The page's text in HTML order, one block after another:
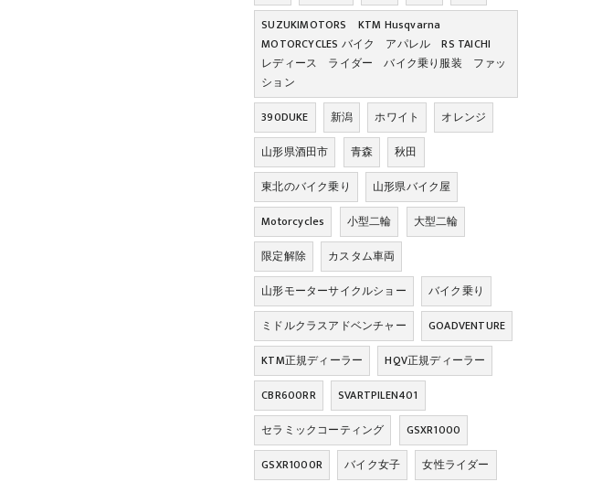
SUZUKIMOTORS KTM Husqvarna
MOTORCYCLES バイク アパレル RS TAICHI
レディース ライダー バイク乗り服装 ファッ
ション
390DUKE
新潟 ホワイト
オレンジ
山形県酒田市
青森
秋田
東北のバイク乗り
山形県バイク屋
Motorcycles
小型二輪
大型二輪
限定解除
カスタム車両
山形モーターサイクルショー
バイク乗り
ミドルクラスアドベンチャー
GOADVENTURE
KTM正規ディーラー
HQV正規ディーラー
CBR600RR
SVARTPILEN401
セラミックコーティング
GSXR1000
GSXR1000R
バイク女子 女性ライダー